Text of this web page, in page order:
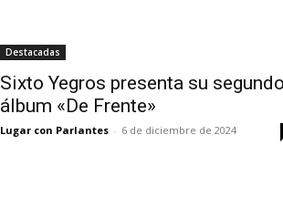
Destacadas
Sixto Yegros presenta su
álbum «De Frente»
Lugar con Parlantes - 6 de diciembre de 2024